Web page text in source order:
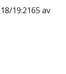
19:2165 av